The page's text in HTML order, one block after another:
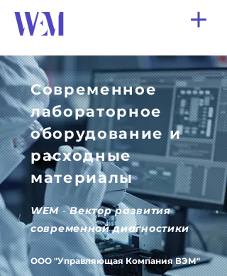
Современное
лабораторное
оборудование и
расходные
материалы
WEM-Вектор развития
современной диагностики
​ООО "Управляющая Компания ВЭМ"